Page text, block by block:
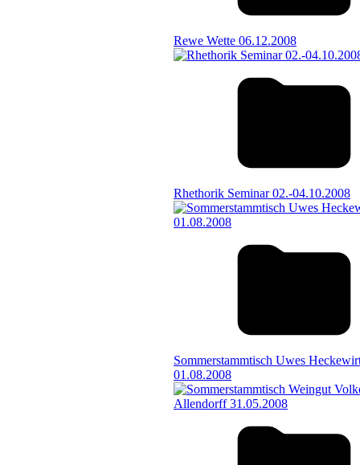
Rewe Wette 06.12.2008
Rhethorik Seminar 02.-04.10.2008
Sommerstammtisch Uwes
01.08.2008